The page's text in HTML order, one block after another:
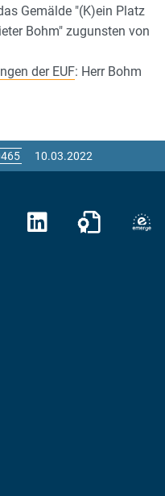
Gemälde "(K)ein Platz
Bohm" zugunsten von
der EUF: Herr Bohm
10.03.2022